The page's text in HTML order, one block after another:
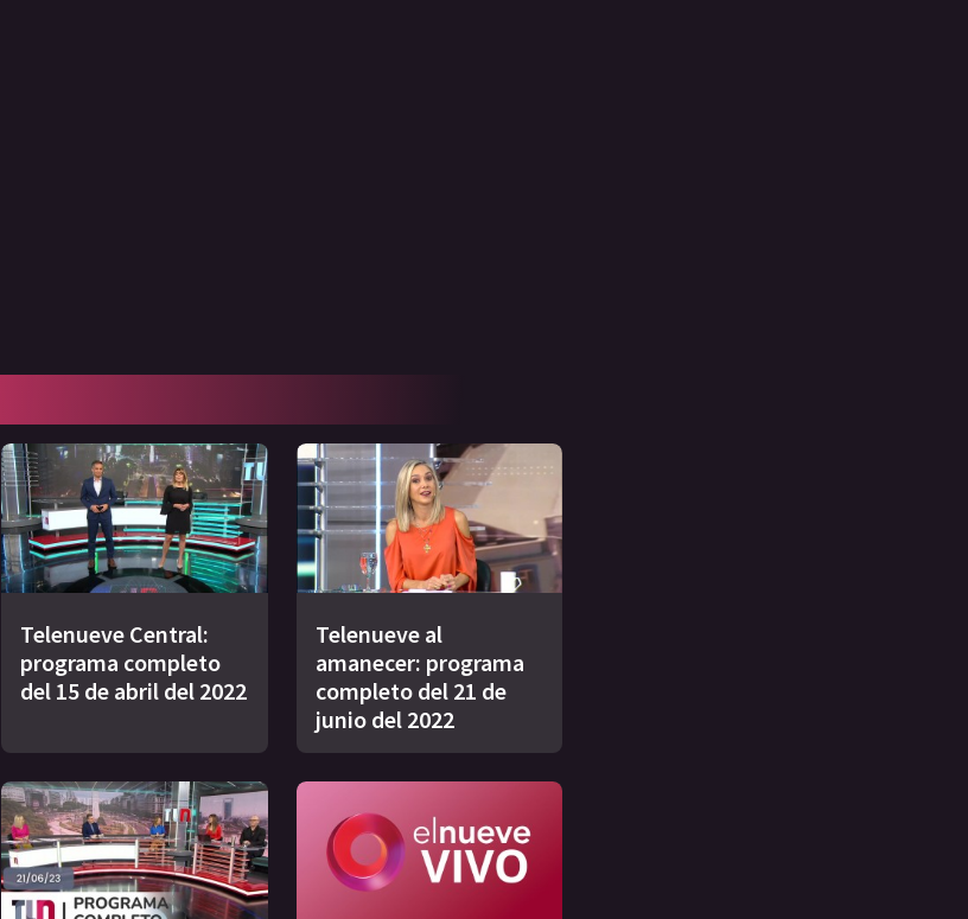
Telenueve Central:
programa completo
del 15 de abril del 2022
Telenueve al
amanecer: programa
completo del 21 de
junio del 2022